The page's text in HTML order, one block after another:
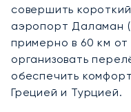
совершить
аэропорт Даламан
примерно в 60 км
организовать
обеспечить
Грецией и Турцией.